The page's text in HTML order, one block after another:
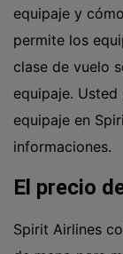
equipaje y
permite los
clase de vuelo
equipaje.
equipaje en
informaciones.
El precio
Spirit Airlines